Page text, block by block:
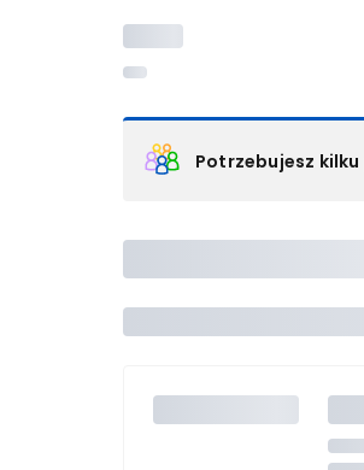
Potrzebujesz
Wybierz jedną z ofert z listy i
lubskontaktuj się z nami,by
Maksymalna liczba